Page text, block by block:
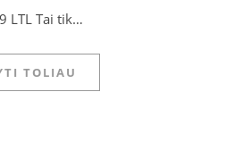
Tai tik…
TOLIAU